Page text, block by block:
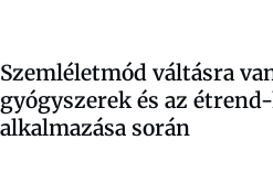
Szemléletmód váltásra
gyógyszerek és az
alkalmazása során